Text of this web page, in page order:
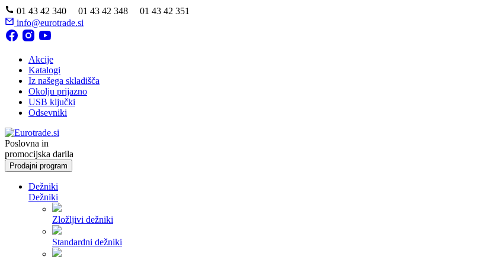
01 43 42 340 01 43 42 348 01 43 42 351
info@eurotrade.si
Akcije
Katalogi
Iz našega skladišča
Okolju prijazno
USB ključki
Odsevniki
Poslovna in
promocijska darila
Prodajni program
Dežniki
Dežniki
Zložljivi dežniki
Standardni dežniki